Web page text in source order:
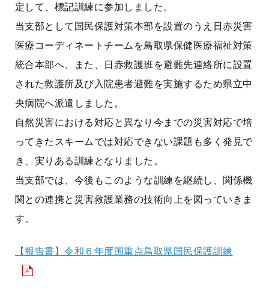
定して、標記訓練に参加しました。
当支部として国民保護対策本部を設置のうえ日赤災害
医療コーディネートチームを鳥取県保健医療福祉対策
統合本部へ、また、日赤救護班を避難先連絡所に設置
された救護所及び入院患者避難を実施するため県立中
央病院へ派遣しました。
自然災害における対応と異なり今までの災害対応で培
ってきたスキームでは対応できない課題も多く発見で
き、実りある訓練となりました。
当支部では、今後もこのような訓練を継続し、関係機
関との連携と災害救護業務の技術向上を図っていきま
す。
【報告書】令和６年度国重点鳥取県国民保護訓練